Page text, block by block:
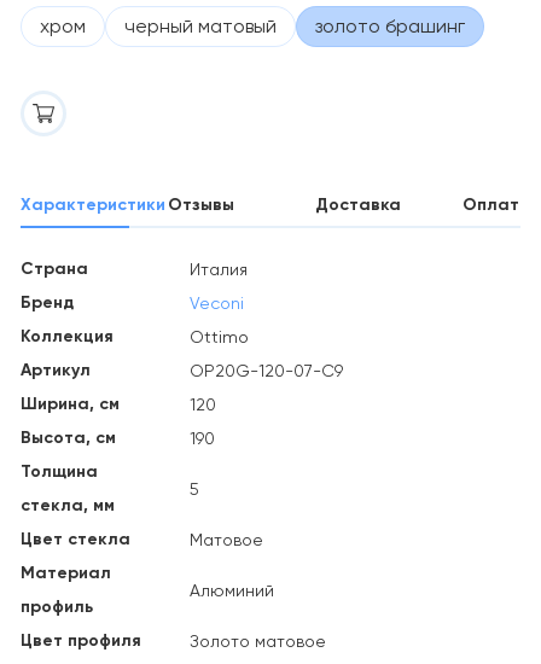
хром черный матовый золото брашинг
Характеристики Отзывы Доставка Оплата
Страна Италия
Бренд Veconi
Коллекция Ottimo
Артикул OP20G-120-07-C9
Ширина, см 120
Высота, см 190
Толщина
стекла, мм
5
Цвет стекла Матовое
Материал
профиль
Алюминий
Цвет профиля Золото матовое